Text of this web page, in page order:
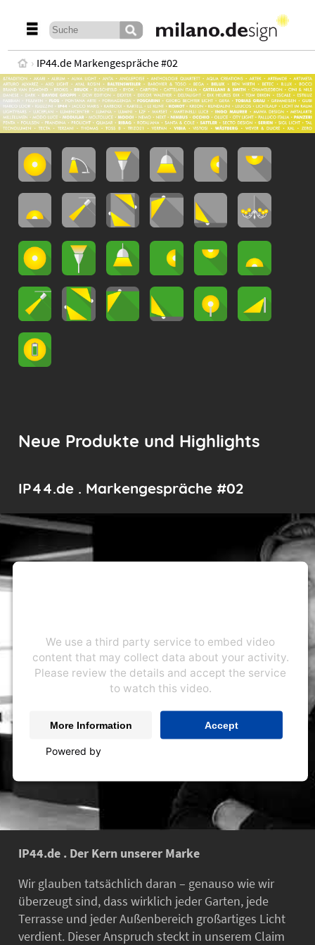
IP44.de Markengespräche #02
Neue Produkte und Highlights
IP44.de . Markengespräche #02
We use a third party service to embed video
content that may collect data about your activity.
Please review the details and accept the service
to watch this video.
More Information Accept
Powered by
IP44.de . Der Kern unserer Marke
Wir glauben tatsächlich daran – genauso wie wir
überzeugt sind, dass wirklich jeder Garten, jede
Terrasse und jeder Außenbereich großartiges Licht
verdient. Dieser Anspruch steckt in unserem Claim